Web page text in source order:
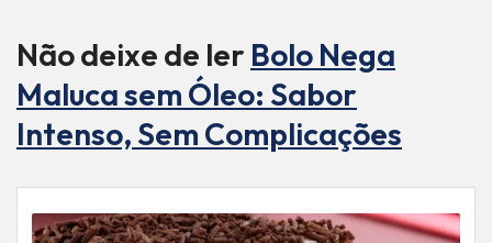
Não deixe de ler Bolo Nega
Maluca sem Óleo: Sabor
Intenso, Sem Complicações